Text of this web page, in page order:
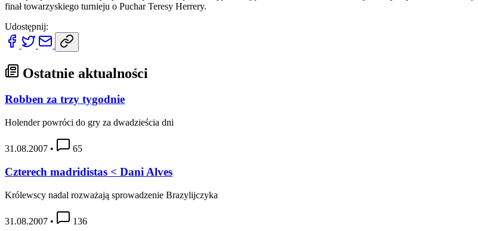
finał towarzyskiego turnieju o Puchar Teresy Herrery.
Udostępnij:
Ostatnie aktualności
Robben za trzy tygodnie
Holender powróci do gry za dwadzieścia dni
31.08.2007 • 65
Czterech madridistas < Dani Alves
Królewscy nadal rozważają sprowadzenie Brazylijczyka
31.08.2007 • 136